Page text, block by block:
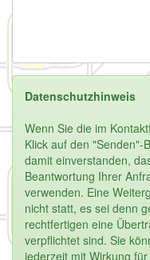
Datenschutzhinweis
Wenn Sie die im
Klick auf den "Senden"-
damit einverstanden,
Beantwortung Ihrer
verwenden. Eine
nicht statt, es sei denn
rechtfertigen eine
verpflichtet sind. Sie
jederzeit mit Wirkung